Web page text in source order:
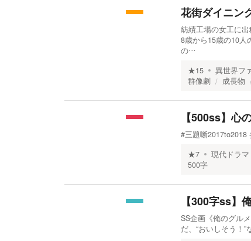
花街ダイニン
紡績工場の女工に
8歳から15歳の10人
の…
★15 異世界フ
群像劇
成長物
【500ss】心
#三題噺2017to2018
★7 現代ドラマ
500字
【300字ss】
SS企画《俺のグル
だ、“おいしそう